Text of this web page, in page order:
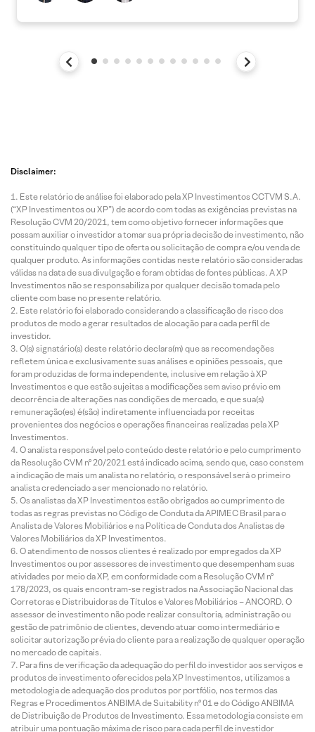
Disclaimer:
Este relatório de análise foi elaborado pela XP Investimentos CCTVM S.A.
(“XP Investimentos ou XP”) de acordo com todas as exigências previstas na
Resolução CVM 20/2021, tem como objetivo fornecer informações que
possam auxiliar o investidor a tomar sua própria decisão de investimento, não
constituindo qualquer tipo de oferta ou solicitação de compra e/ou venda de
qualquer produto. As informações contidas neste relatório são consideradas
válidas na data de sua divulgação e foram obtidas de fontes públicas. A XP
Investimentos não se responsabiliza por qualquer decisão tomada pelo
cliente com base no presente relatório.
Este relatório foi elaborado considerando a classificação de risco dos
produtos de modo a gerar resultados de alocação para cada perfil de
investidor.
O(s) signatário(s) deste relatório declara(m) que as recomendações
refletem única e exclusivamente suas análises e opiniões pessoais, que
foram produzidas de forma independente, inclusive em relação à XP
Investimentos e que estão sujeitas a modificações sem aviso prévio em
decorrência de alterações nas condições de mercado, e que sua(s)
remuneração(es) é(são) indiretamente influenciada por receitas
provenientes dos negócios e operações financeiras realizadas pela XP
Investimentos.
O analista responsável pelo conteúdo deste relatório e pelo cumprimento
da Resolução CVM nº 20/2021 está indicado acima, sendo que, caso constem
a indicação de mais um analista no relatório, o responsável será o primeiro
analista credenciado a ser mencionado no relatório.
Os analistas da XP Investimentos estão obrigados ao cumprimento de
todas as regras previstas no Código de Conduta da APIMEC Brasil para o
Analista de Valores Mobiliários e na Política de Conduta dos Analistas de
Valores Mobiliários da XP Investimentos.
O atendimento de nossos clientes é realizado por empregados da XP
Investimentos ou por assessores de investimento que desempenham suas
atividades por meio da XP, em conformidade com a Resolução CVM nº
178/2023, os quais encontram-se registrados na Associação Nacional das
Corretoras e Distribuidoras de Títulos e Valores Mobiliários – ANCORD. O
assessor de investimento não pode realizar consultoria, administração ou
gestão de patrimônio de clientes, devendo atuar como intermediário e
solicitar autorização prévia do cliente para a realização de qualquer operação
no mercado de capitais.
Para fins de verificação da adequação do perfil do investidor aos serviços e
produtos de investimento oferecidos pela XP Investimentos, utilizamos a
metodologia de adequação dos produtos por portfólio, nos termos das
Regras e Procedimentos ANBIMA de Suitability nº 01 e do Código ANBIMA
de Distribuição de Produtos de Investimento. Essa metodologia consiste em
atribuir uma pontuação máxima de risco para cada perfil de investidor